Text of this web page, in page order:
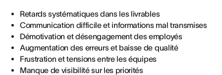
Retards systématiques dans les livrables
Communication difficile et informations mal transmises
Démotivation et désengagement des employés
Augmentation des erreurs et baisse de qualité
Frustration et tensions entre les équipes
Manque de visibilité sur les priorités